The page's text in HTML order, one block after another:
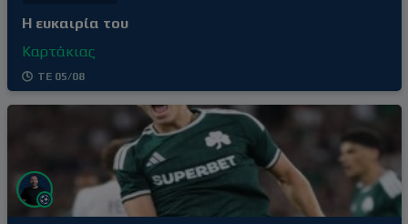
Η ευκαιρία του
Καρτάκιας
ΤΕ 05/08